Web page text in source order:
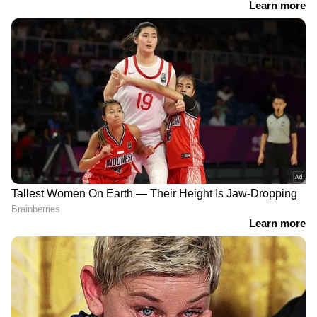
DOWNLOAD APP
സിനിമകളിൽ നിന്ന്
Malayalam OTT Release
വരെ,Bigg Boss Malayalam Season 7മുതൽ
Mollywood Celebrity news,Exclusive
Interviewവരെ — എല്ലാEntertainment
News
ഒരൊറ്റ ക്ലിക്കിൽ. ഏറ്റവും പുതിയ
Movie Release,Malayalam Movie Review,